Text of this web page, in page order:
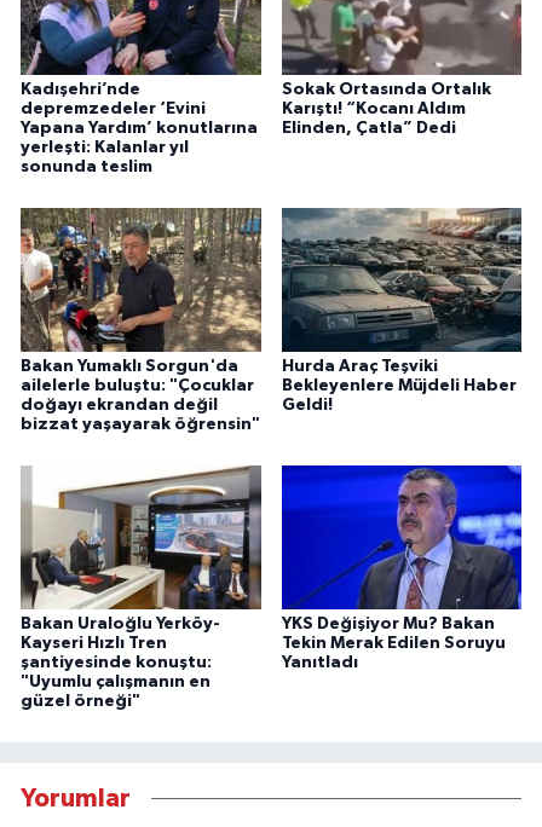
Kadışehri’nde
depremzedeler ‘Evini
Yapana Yardım’ konutlarına
yerleşti: Kalanlar yıl
sonunda teslim
Sokak Ortasında Ortalık
Karıştı! “Kocanı Aldım
Elinden, Çatla” Dedi
Bakan Yumaklı Sorgun'da
ailelerle buluştu: "Çocuklar
doğayı ekrandan değil
bizzat yaşayarak öğrensin"
Hurda Araç Teşviki
Bekleyenlere Müjdeli Haber
Geldi!
Bakan Uraloğlu Yerköy-
Kayseri Hızlı Tren
şantiyesinde konuştu:
"Uyumlu çalışmanın en
güzel örneği"
YKS Değişiyor Mu? Bakan
Tekin Merak Edilen Soruyu
Yanıtladı
Yorumlar